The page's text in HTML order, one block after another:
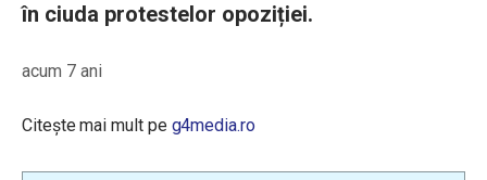
în ciuda protestelor opoziției.
acum 7 ani
Citește mai mult pe g4media.ro